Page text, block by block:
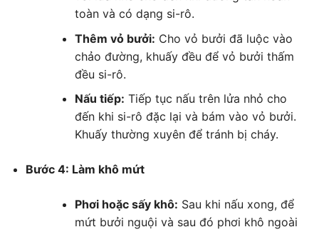
toàn và có dạng si-rô.
Thêm vỏ bưởi: Cho vỏ bưởi đã luộc vào
chảo đường, khuấy đều để vỏ bưởi thấm
đều si-rô.
Nấu tiếp: Tiếp tục nấu trên lửa nhỏ cho
đến khi si-rô đặc lại và bám vào vỏ bưởi.
Khuấy thường xuyên để tránh bị cháy.
Bước 4: Làm khô mứt
Phơi hoặc sấy khô: Sau khi nấu xong, để
mứt bưởi nguội và sau đó phơi khô ngoài